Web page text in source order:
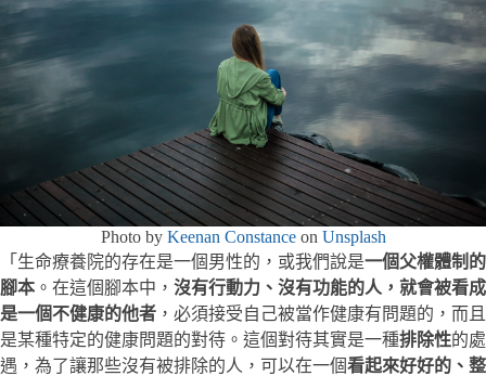
Photo by Keenan Constanceon Unsplash
「生命療養院的存在是一個男性的，或我們說是一個父權體制的
腳本 。在這個腳本中， 沒有行動力、沒有功能的人，就會被看成
是一個不健康的他者 ，必須接受自己被當作健康有問題的，而且
是某種特定的健康問題的對待。這個對待其實是一種排除性的處
遇，為了讓那些沒有被排除的人，可以在一個看起來好好的、整